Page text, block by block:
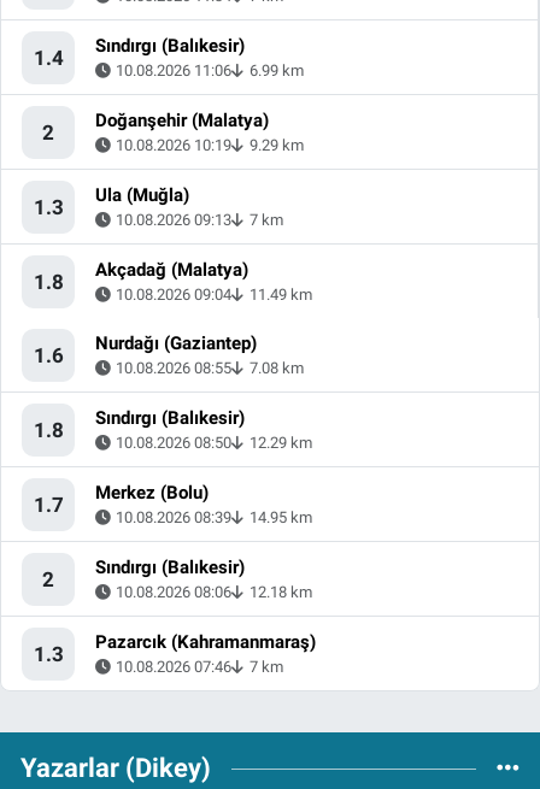
1.4 Sındırgı (Balıkesir)
10.08.2026 11:06 6.99 km
2 Doğanşehir (Malatya)
10.08.2026 10:19 9.29 km
1.3 Ula (Muğla)
10.08.2026 09:13 7 km
1.8 Akçadağ (Malatya)
10.08.2026 09:04 11.49 km
1.6 Nurdağı (Gaziantep)
10.08.2026 08:55 7.08 km
1.8 Sındırgı (Balıkesir)
10.08.2026 08:50 12.29 km
1.7 Merkez (Bolu)
10.08.2026 08:39 14.95 km
2 Sındırgı (Balıkesir)
10.08.2026 08:06 12.18 km
1.3 Pazarcık (Kahramanmaraş)
10.08.2026 07:46 7 km
Yazarlar (Dikey)